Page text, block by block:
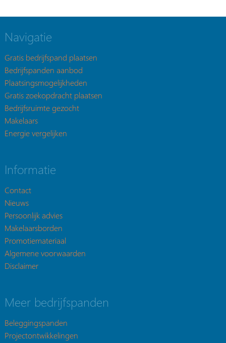
Navigatie
Gratis bedrijfspand plaatsen
Bedrijfspanden aanbod
Plaatsingsmogelijkheden
Gratis zoekopdracht plaatsen
Bedrijfsruimte gezocht
Makelaars
Energie vergelijken
Informatie
Contact
Nieuws
Persoonlijk advies
Makelaarsborden
Promotiemateriaal
Algemene voorwaarden
Disclaimer
Meer bedrijfspanden
Beleggingspanden
Projectontwikkelingen